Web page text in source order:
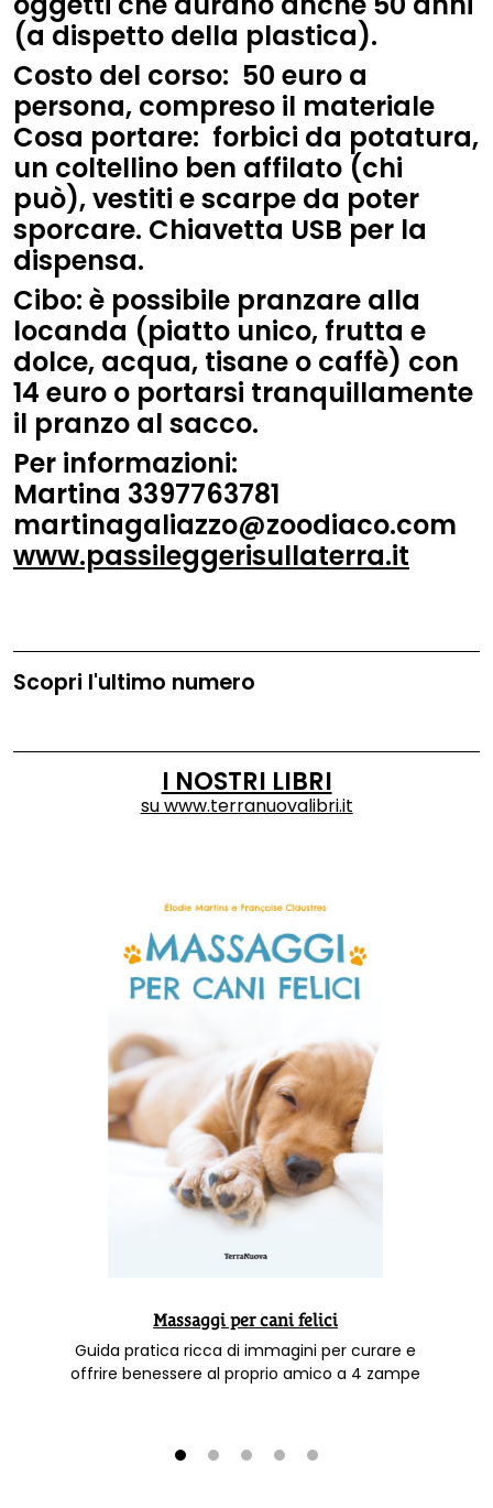
(a dispetto della plastica).
Costo del corso: 50 euro a
persona, compreso il materiale
Cosa portare: forbici da potatura,
un coltellino ben affilato (chi
può), vestiti e scarpe da poter
sporcare. Chiavetta USB per la
dispensa.
Cibo: è possibile pranzare alla
locanda (piatto unico, frutta e
dolce, acqua, tisane o caffè) con
14 euro o portarsi tranquillamente
il pranzo al sacco.
Per informazioni:
Martina 3397763781
martinagaliazzo@zoodiaco.com
www.passileggerisullaterra.it
Scopri l'ultimo numero
I NOSTRI LIBRI
suwww.terranuovalibri.it
Massaggi per cani felici
Guida pratica ricca di immagini per curare e
offrire benessere al proprio amico a 4 zampe